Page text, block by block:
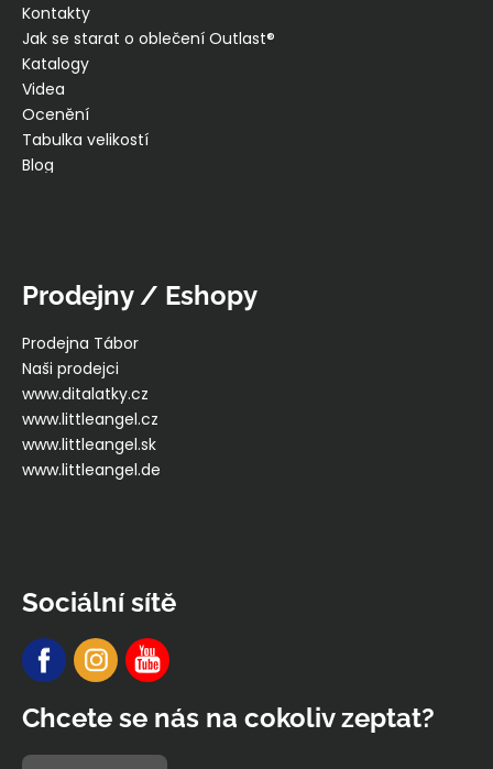
Kontakty
Jak se starat o oblečení Outlast®
Katalogy
Videa
Ocenění
Tabulka velikostí
Blog
Prodejny / Eshopy
Prodejna Tábor
Naši prodejci
www.ditalatky.cz
www.littleangel.cz
www.littleangel.sk
www.littleangel.de
Sociální sítě
Chcete se nás na cokoliv zeptat?